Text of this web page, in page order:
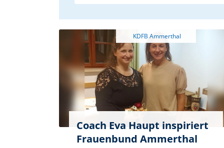
Coach Eva Haupt inspiriert
Frauenbund Ammerthal